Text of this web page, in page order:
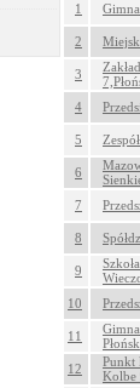
1
2
3
4
5
6
7
8
9
10
11
Płońsk
12
Punkt
Kolbe